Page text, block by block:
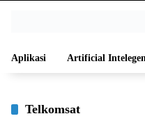
Aplikasi Artificial
Telkomsat